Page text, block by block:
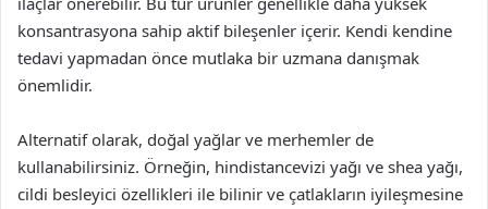
konsantrasyona sahip aktif bileşenler içerir. Kendi kendine
tedavi yapmadan önce mutlaka bir uzmana danışmak
önemlidir.
Alternatif olarak, doğal yağlar ve merhemler de
kullanabilirsiniz. Örneğin, hindistancevizi yağı ve shea yağı,
cildi besleyici özellikleri ile bilinir ve çatlakların iyileşmesine